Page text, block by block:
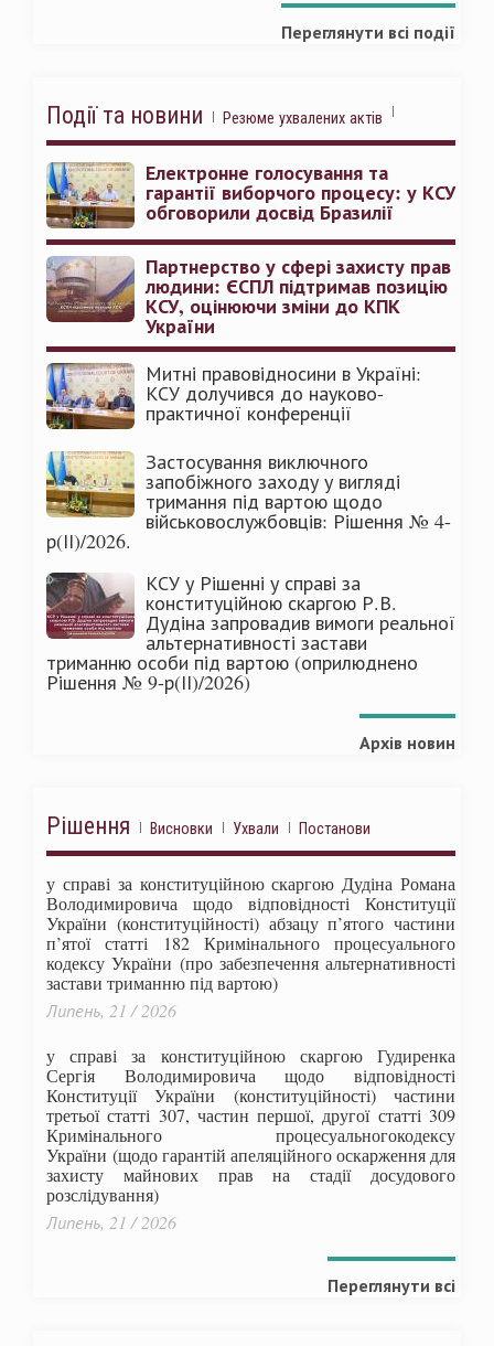
Переглянути всі події
Події та новини Резюме ухвалених актів
Електронне голосування та
гарантії виборчого процесу: у КСУ
обговорили досвід Бразилії
Партнерство у сфері захисту прав
людини: ЄСПЛ підтримав позицію
КСУ, оцінюючи зміни до КПК
України
Митні правовідносини в Україні:
КСУ долучився до науково-
практичної конференції
Застосування виключного
запобіжного заходу у вигляді
тримання під вартою щодо
військовослужбовців: Рішення № 4-
р(ІІ)/2026.
КСУ у Рішенні у справі за
конституційною скаргою Р.В.
Дудіна запровадив вимоги реальної
альтернативності застави
триманню особи під вартою (оприлюднено
Рішення № 9-р(ІІ)/2026)
Архів новин
Рішення Висновки Ухвали Постанови
у справі за конституційною скаргою Дудіна Романа
Володимировича щодо відповідності Конституції
України (конституційності) абзацу п’ятого частини
п’ятої статті 182 Кримінального процесуального
кодексу України (про забезпечення альтернативності
застави триманню під вартою)
Липень, 21 / 2026
у справі за конституційною скаргою Гудиренка
Сергія Володимировича щодо відповідності
Конституції України (конституційності) частини
третьої статті 307, частин першої, другої статті 309
Кримінального процесуальногокодексу
України (щодо гарантій апеляційного оскарження для
захисту майнових прав на стадії досудового
розслідування)
Липень, 21 / 2026
Переглянути всі